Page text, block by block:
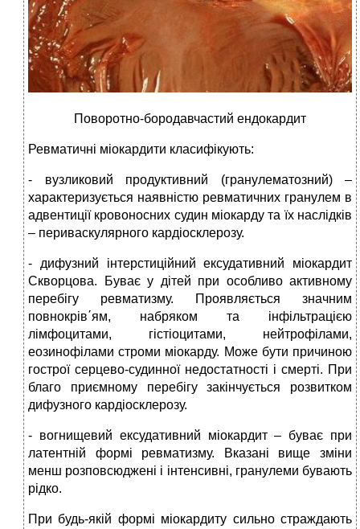
Поворотно-бородавчастий ендокардит
Ревматичні міокардити класифікують:
- вузликовий продуктивний (гранулематозний) –
характеризується наявністю ревматичних гранулем в
адвентиції кровоносних судин міокарду та їх наслідків
– периваскулярного кардіосклерозу.
- дифузний інтерстиційний ексудативний міокардит
Скворцова. Буває у дітей при особливо активному
перебігу ревматизму. Проявляється значним
повнокрів΄ям, набряком та інфільтрацією
лімфоцитами, гістіоцитами, нейтрофілами,
еозинофілами строми міокарду. Може бути причиною
гострої серцево-судинної недостатності і смерті. При
благо приємному перебігу закінчується розвитком
дифузного кардіосклерозу.
- вогнищевий ексудативний міокардит – буває при
латентній формі ревматизму. Вказані вище зміни
менш розповсюджені і інтенсивні, гранулеми бувають
рідко.
При будь-якій формі міокардиту сильно страждають